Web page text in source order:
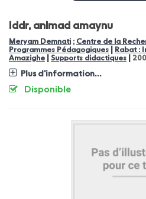
Iddr, anlmad amaynu
Meryam Demnati ; Centre de la
Programmes Pédagogiques
Rabat :
Amazighe
Supports didactiques
Plus d'information...
Disponible